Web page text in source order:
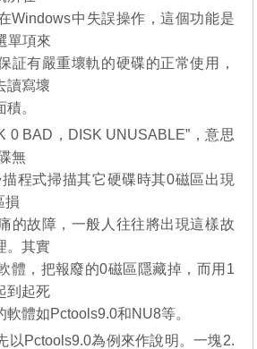
Windows中失誤操作，這個功能是
單項來
証有嚴重壞軌的硬碟的正常使用，
讀寫壞
。
0 BAD，DISK UNUSABLE”，意思
無
程式掃描其它硬碟時其0磁區出現
損
的故障，一般人往往將出現這樣故
。其實
體，把報廢的0磁區隱藏掉，而用1
到起死
軟體如Pctools9.0和NU8等。
Pctools9.0為例來作說明。一塊2.